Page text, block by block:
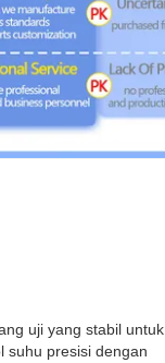
uji yang stabil untuk
suhu presisi dengan